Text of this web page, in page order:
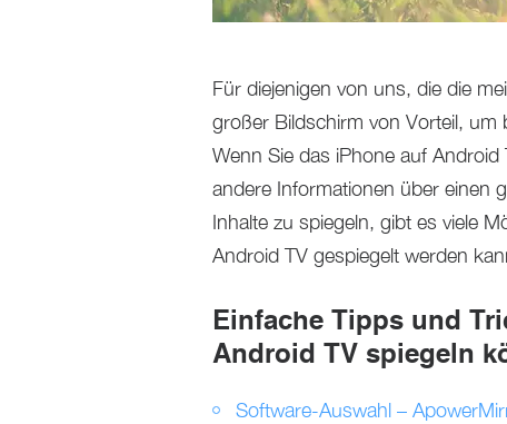
Für diejenigen von uns, die die
großer Bildschirm von Vorteil, um
Wenn Sie das iPhone auf
andere Informationen über einen
Inhalte zu spiegeln, gibt es viele
Android TV gespiegelt werden
Einfache Tipps und
Android TV spiegeln
Software-Auswahl –